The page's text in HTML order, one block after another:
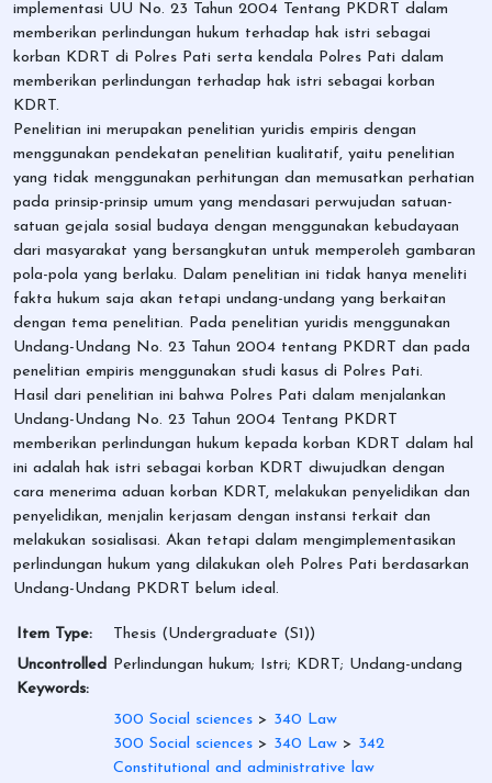
implementasi UU No. 23 Tahun 2004 Tentang PKDRT dalam
memberikan perlindungan hukum terhadap hak istri sebagai
korban KDRT di Polres Pati serta kendala Polres Pati dalam
memberikan perlindungan terhadap hak istri sebagai korban
KDRT.
Penelitian ini merupakan penelitian yuridis empiris dengan
menggunakan pendekatan penelitian kualitatif, yaitu penelitian
yang tidak menggunakan perhitungan dan memusatkan perhatian
pada prinsip-prinsip umum yang mendasari perwujudan satuan-
satuan gejala sosial budaya dengan menggunakan kebudayaan
dari masyarakat yang bersangkutan untuk memperoleh gambaran
pola-pola yang berlaku. Dalam penelitian ini tidak hanya meneliti
fakta hukum saja akan tetapi undang-undang yang berkaitan
dengan tema penelitian. Pada penelitian yuridis menggunakan
Undang-Undang No. 23 Tahun 2004 tentang PKDRT dan pada
penelitian empiris menggunakan studi kasus di Polres Pati.
Hasil dari penelitian ini bahwa Polres Pati dalam menjalankan
Undang-Undang No. 23 Tahun 2004 Tentang PKDRT
memberikan perlindungan hukum kepada korban KDRT dalam hal
ini adalah hak istri sebagai korban KDRT diwujudkan dengan
cara menerima aduan korban KDRT, melakukan penyelidikan dan
penyelidikan, menjalin kerjasam dengan instansi terkait dan
melakukan sosialisasi. Akan tetapi dalam mengimplementasikan
perlindungan hukum yang dilakukan oleh Polres Pati berdasarkan
Undang-Undang PKDRT belum ideal.
Item Type:
Thesis (Undergraduate (S1))
Uncontrolled
Keywords:
Perlindungan hukum; Istri; KDRT; Undang-undang
300 Social sciences > 340 Law
300 Social sciences > 340 Law > 342
Constitutional and administrative law